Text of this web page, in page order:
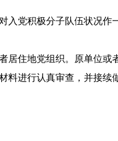
党积极分子队伍状况作
住地党组织。原单位或
进行认真审查，并接续